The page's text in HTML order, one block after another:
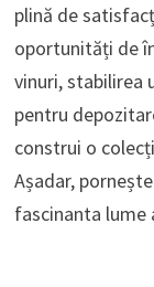
plină de
oportunități de
vinuri, stabilirea
pentru
construi o
Așadar,
fascinanta lume